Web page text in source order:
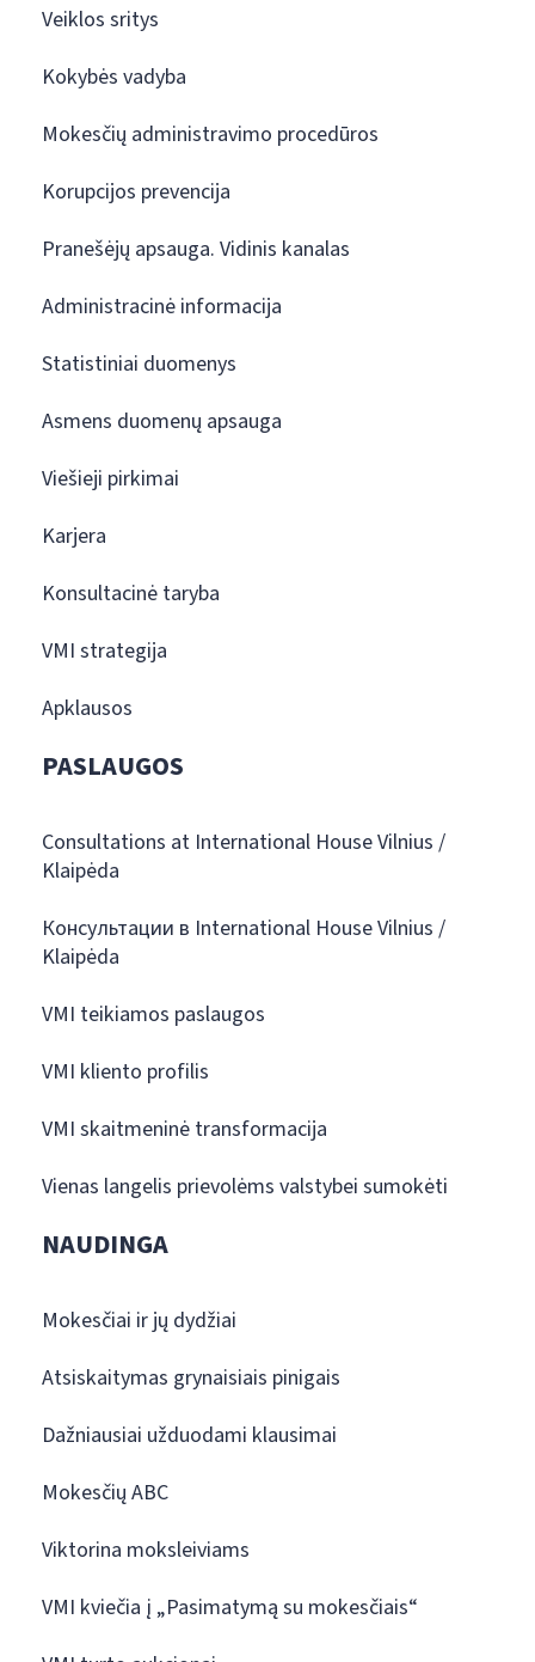
Veiklos sritys
Kokybės vadyba
Mokesčių administravimo procedūros
Korupcijos prevencija
Pranešėjų apsauga. Vidinis kanalas
Administracinė informacija
Statistiniai duomenys
Asmens duomenų apsauga
Viešieji pirkimai
Karjera
Konsultacinė taryba
VMI strategija
Apklausos
PASLAUGOS
Consultations at International House Vilnius /
Klaipėda
Консультации в International House Vilnius /
Klaipėda
VMI teikiamos paslaugos
VMI kliento profilis
VMI skaitmeninė transformacija
Vienas langelis prievolėms valstybei sumokėti
NAUDINGA
Mokesčiai ir jų dydžiai
Atsiskaitymas grynaisiais pinigais
Dažniausiai užduodami klausimai
Mokesčių ABC
Viktorina moksleiviams
VMI kviečia į „Pasimatymą su mokesčiais“